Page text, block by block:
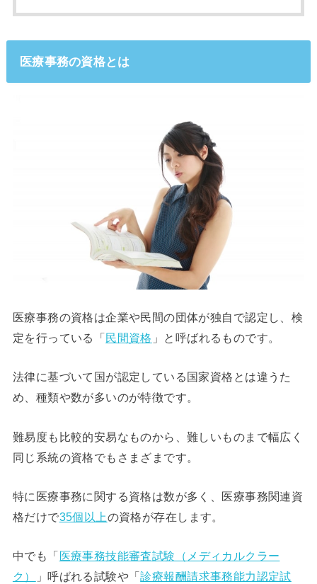
医療事務の資格とは
医療事務の資格は企業や民間の団体が独自で認定し、検
定を行っている「民間資格 」と呼ばれるものです。
法律に基づいて国が認定している国家資格とは違うた
め、種類や数が多いのが特徴です。
難易度も比較的安易なものから、難しいものまで幅広く
同じ系統の資格でもさまざまです。
特に医療事務に関する資格は数が多く、医療事務関連資
格だけで35個以上の資格が存在します。
中でも「医療事務技能審査試験（メディカルクラー
ク）
」呼ばれる試験や「診療報酬請求事務能力認定試